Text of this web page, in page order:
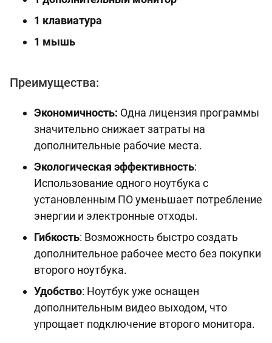
1 клавиатура
1 мышь
Преимущества:
Экономичность: Одна лицензия программы
значительно снижает затраты на
дополнительные рабочие места.
Экологическая эффективность:
Использование одного ноутбука с
установленным ПО уменьшает потребление
энергии и электронные отходы.
Гибкость: Возможность быстро создать
дополнительное рабочее место без покупки
второго ноутбука.
Удобство: Ноутбук уже оснащен
дополнительным видео выходом, что
упрощает подключение второго монитора.